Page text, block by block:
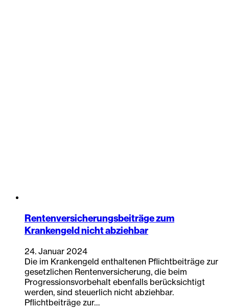
Rentenversicherungsbeiträge zum
Krankengeld nicht abziehbar
24. Januar 2024
Die im Krankengeld enthaltenen Pflichtbeiträge zur
gesetzlichen Rentenversicherung, die beim
Progressionsvorbehalt ebenfalls berücksichtigt
werden, sind steuerlich nicht abziehbar.
Pflichtbeiträge zur…